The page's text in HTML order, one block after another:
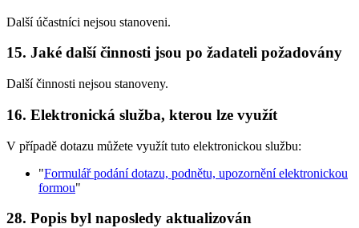
Další účastníci nejsou stanoveni.
15. Jaké další činnosti jsou po žadateli požadovány
Další činnosti nejsou stanoveny.
16. Elektronická služba, kterou lze využít
V případě dotazu můžete využít tuto elektronickou službu:
"Formulář podání dotazu, podnětu, upozornění elektronickou
formou"
28. Popis byl naposledy aktualizován